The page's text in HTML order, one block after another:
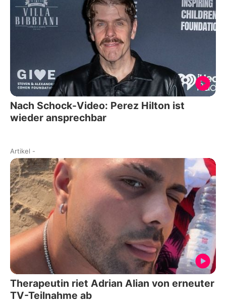
Nach Schock-Video: Perez Hilton ist
wieder ansprechbar
Artikel -
Therapeutin riet Adrian Alian von erneuter
TV-Teilnahme ab